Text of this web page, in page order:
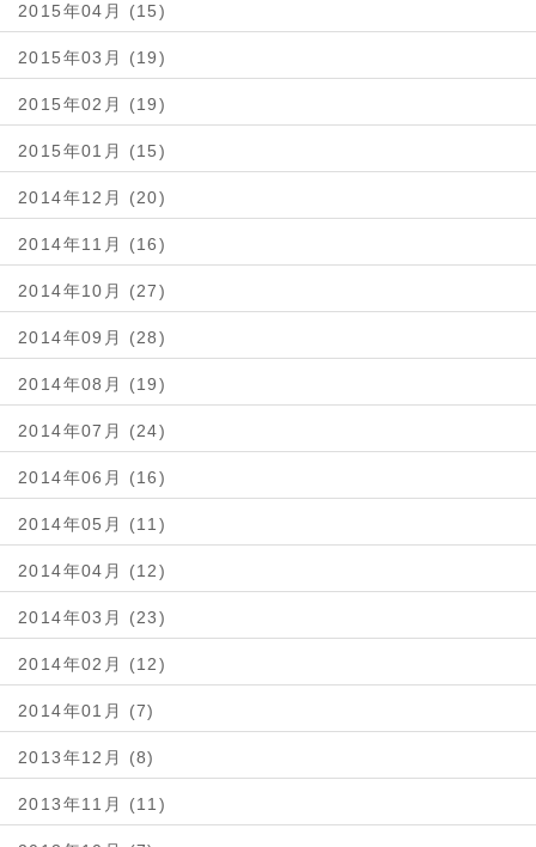
2015年04月 (15)
2015年03月 (19)
2015年02月 (19)
2015年01月 (15)
2014年12月 (20)
2014年11月 (16)
2014年10月 (27)
2014年09月 (28)
2014年08月 (19)
2014年07月 (24)
2014年06月 (16)
2014年05月 (11)
2014年04月 (12)
2014年03月 (23)
2014年02月 (12)
2014年01月 (7)
2013年12月 (8)
2013年11月 (11)